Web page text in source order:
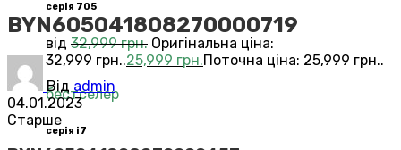
серія 705
від 32,999грн. Оригінальна ціна:
32,999 грн..25,999 грн.Поточна ціна: 25,999 грн..
бестселер
серія i7
BYN605041808270000719
Від admin
04.01.2023
Старше